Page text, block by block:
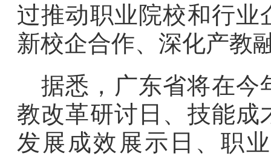
过推动职业院校和行业
新校企合作、深化产教
据悉，广东省将在今
教改革研讨日、技能成
发展成效展示日、职